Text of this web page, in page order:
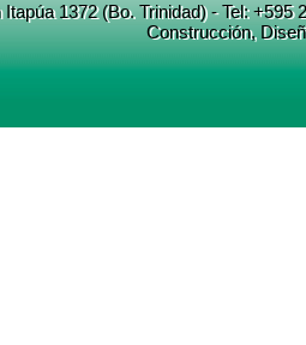
Itapúa 1372 (Bo. Trinidad) - Tel:
Construcción,